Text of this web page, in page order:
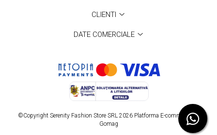
CLIENTI
DATE COMERCIALE
©Copyright Serenity Fashion Store SRL 2026 Platforma E-commerce by
Gomag